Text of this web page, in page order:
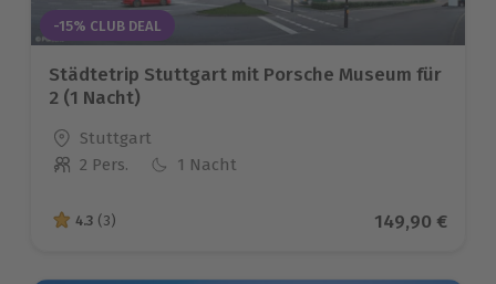
-15% CLUB DEAL
Städtetrip Stuttgart mit Porsche Museum für
2 (1 Nacht)
Standort
Stuttgart
Anzahl der Teilnehmer
2 Pers. 1 Nacht
4.3 von 5 Sternen basierend auf 3 Bewertungen
4.3 (3) Aktueller
149,90 €